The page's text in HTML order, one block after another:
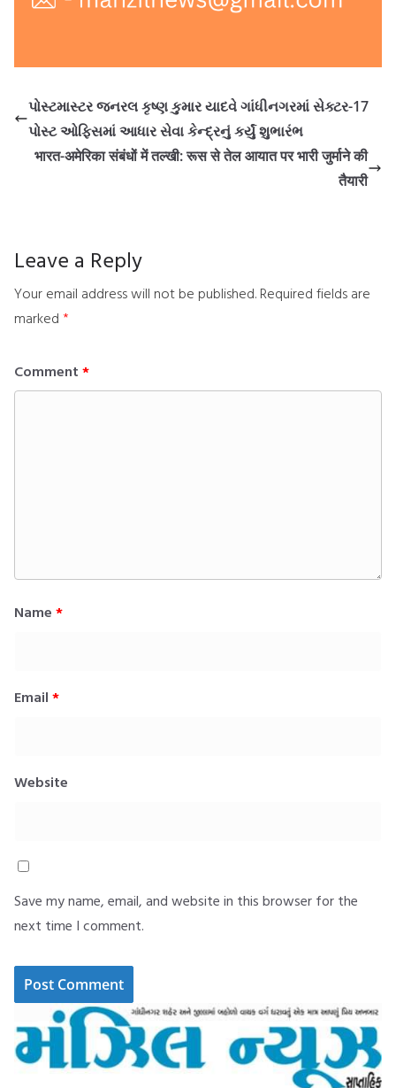
પોસ્ટમાસ્ટર જનરલ કૃષ્ણ કુમાર યાદવે ગાંધીનગરમાં સેક્ટર-17
પોસ્ટ ઓફિસમાં આધાર સેવા કેન્દ્રનું કર્યું શુભારંભ
भारत-अमेरिका संबंधों में तल्खी: रूस से तेल आयात पर भारी जुर्माने की
तैयारी
Leave a Reply
Your email address will not be published. Required fields are
marked *
Comment *
Name *
Email *
Website
Save my name, email, and website in this browser for the
next time I comment.